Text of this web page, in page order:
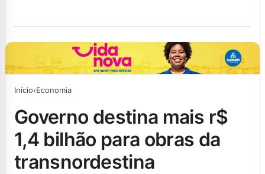
Início›Economia
governo destina mais r$
1,4 bilhão para obras da
transnordestina